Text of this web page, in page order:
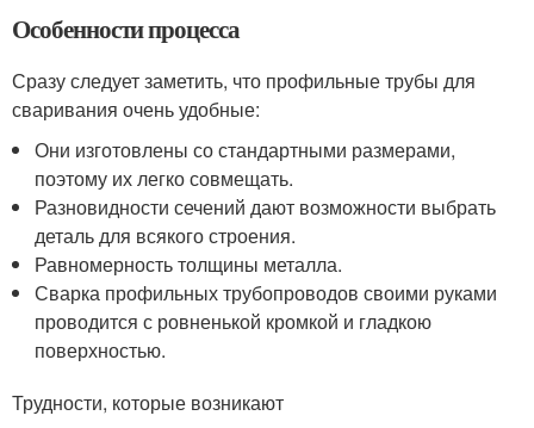
Особенности процесса
Сразу следует заметить, что профильные трубы для
сваривания очень удобные:
Они изготовлены со стандартными размерами,
поэтому их легко совмещать.
Разновидности сечений дают возможности выбрать
деталь для всякого строения.
Равномерность толщины металла.
Сварка профильных трубопроводов своими руками
проводится с ровненькой кромкой и гладкою
поверхностью.
Трудности, которые возникают